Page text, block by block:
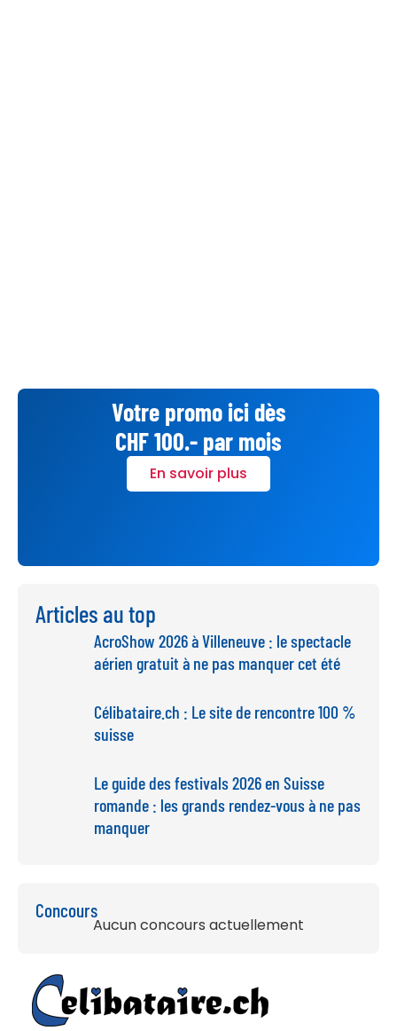
Votre promo ici dès
CHF 100.- par mois
En savoir plus
Articles au top
AcroShow 2026 à Villeneuve : le spectacle
aérien gratuit à ne pas manquer cet été
Célibataire.ch : Le site de rencontre 100 %
suisse
Le guide des festivals 2026 en Suisse
romande : les grands rendez-vous à ne pas
manquer
Concours
Aucun concours actuellement